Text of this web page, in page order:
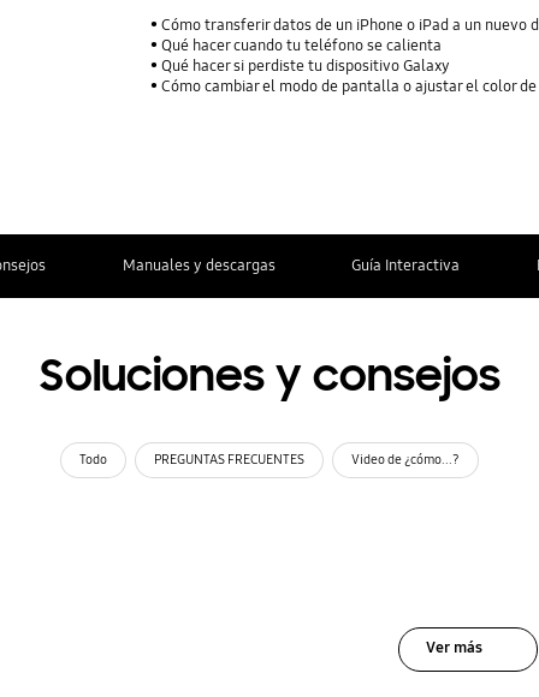
Cómo transferir datos de un iPhone o iPad a un nuevo
Qué hacer cuando tu teléfono se calienta
Qué hacer si perdiste tu dispositivo Galaxy
Cómo cambiar el modo de pantalla o ajustar el color
Manuales y descargas Guía Interactiva
Soluciones y consejos
Todo PREGUNTAS FRECUENTES Video de ¿cómo...?
Ver más